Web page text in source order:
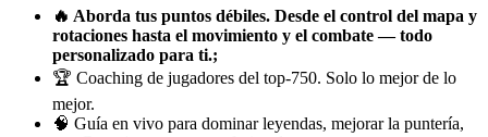
🔥 Aborda tus puntos débiles. Desde el control del mapa y
rotaciones hasta el movimiento y el combate — todo
personalizado para ti.;
🏆 Coaching de jugadores del top-750. Solo lo mejor de lo
mejor.
🧠 Guía en vivo para dominar leyendas, mejorar la puntería,